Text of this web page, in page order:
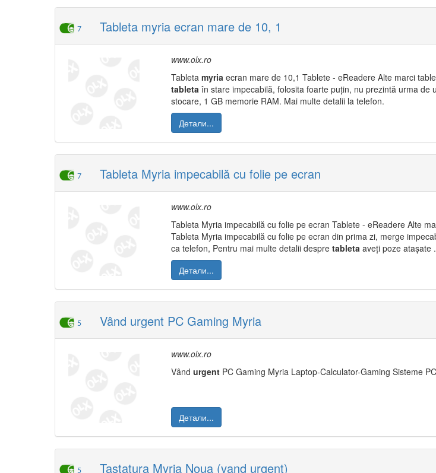
7 Tableta myria ecran mare de 10, 1
www.olx.ro
Tableta myria ecran mare de 10,1 Tablete - eReadere Alte marci
tableta în stare impecabilă, folosita foarte puțin, nu prezintă urma
stocare, 1 GB memorie RAM. Mai multe detalii la telefon.
Детали...
7 Tableta Myria impecabilă cu folie pe ecran
www.olx.ro
Tableta Myria impecabilă cu folie pe ecran Tablete - eReadere Alte
Tableta Myria impecabilă cu folie pe ecran din prima zi, merge
ca telefon, Pentru mai multe detalii despre tableta aveți poze atașate .
Детали...
5 Vând urgent PC Gaming Myria
www.olx.ro
Vând urgent PC Gaming Myria Laptop-Calculator-Gaming Sisteme
Детали...
5 Tastatura Myria Noua (vand urgent)